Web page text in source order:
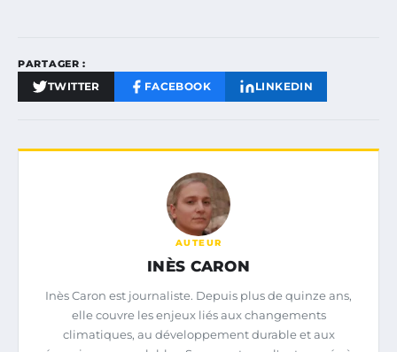
PARTAGER :
TWITTER FACEBOOK LINKEDIN
AUTEUR
INÈS CARON
Inès Caron est journaliste. Depuis plus de quinze ans,
elle couvre les enjeux liés aux changements
climatiques, au développement durable et aux